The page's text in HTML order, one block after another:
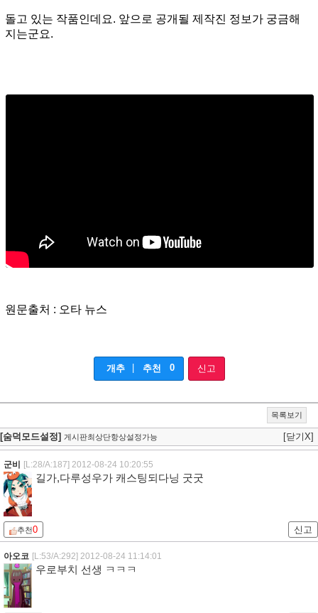
돌고 있는 작품인데요. 앞으로 공개될 제작진 정보가 궁금해
지는군요.
원문출처 : 오타 뉴스
개추 추천 0 신고
목록보기
[숨덕모드설정] 게시판최상단항상설정가능 [닫기X]
군비 [L:28/A:187] 2012-08-24 10:20:55
길가,다루성우가 캐스팅되다닝 굿굿
추천0 신고
아오코 [L:53/A:292] 2012-08-24 11:14:01
우로부치 선생 ㅋㅋㅋ